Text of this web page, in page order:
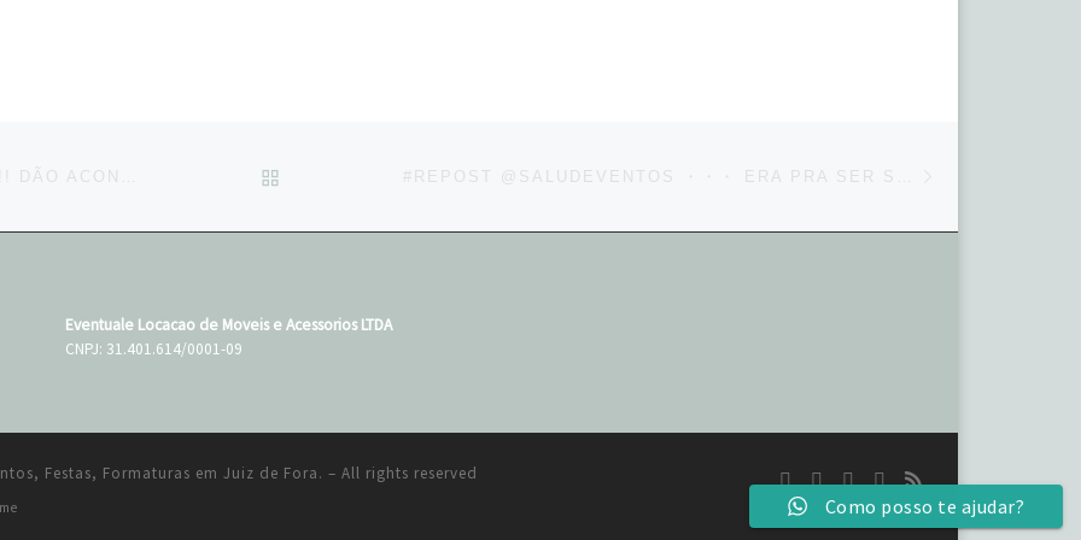
BACK TO POST LIST
Eventuale Locacao de Moveis e Acessorios LTDA
CNPJ: 31.401.614/0001-09
Festas, Formaturas em Juiz de Fora. – All rights reserved
Como posso te ajudar?